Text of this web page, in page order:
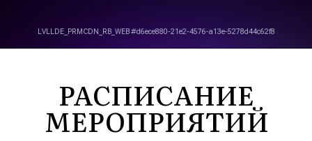
РАСПИСАНИЕ
МЕРОПРИЯТИЙ